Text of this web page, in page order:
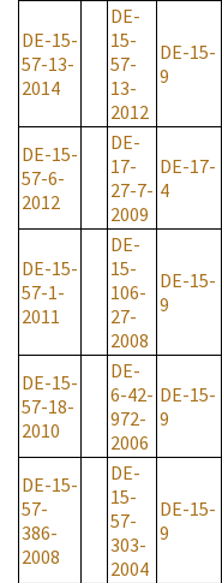
DE-15-
57-13-
2014
DE-
15-
57-
13-
2012
DE-15-
9
DE-15-
57-6-
2012
DE-
17-
27-7-
2009
DE-17-
4
DE-15-
57-1-
2011
DE-
15-
106-
27-
2008
DE-15-
9
DE-15-
57-18-
2010
DE-
6-42-
972-
2006
DE-15-
9
DE-15-
57-
386-
2008
DE-
15-
57-
303-
2004
DE-15-
9